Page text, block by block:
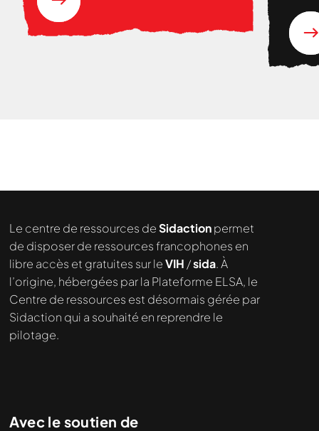
Le centre de ressources deSidactionpermet
de disposer de ressources francophones en
libre accès et gratuites sur leVIH /sida. À
l’origine, hébergées par la Plateforme ELSA, le
Centre de ressources est désormais gérée par
Sidaction qui a souhaité en reprendre le
pilotage.
Avec le soutien de